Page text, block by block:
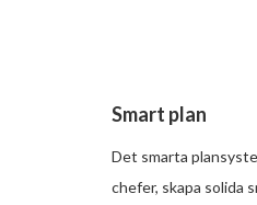
Smart plan
Det smarta
chefer, skapa solida